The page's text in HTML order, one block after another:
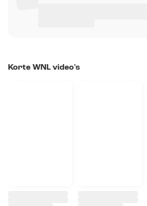
Korte WNL video's